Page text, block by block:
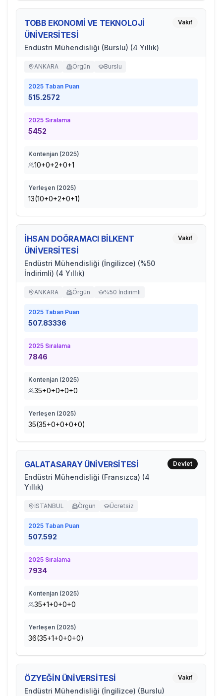
TOBB EKONOMİ VE TEKNOLOJİ
ÜNİVERSİTESİ
Endüstri Mühendisliği (Burslu) (4 Yıllık)
Vakıf
ANKARA Örgün Burslu
2025 Taban Puan
515.2572
2025 Sıralama
5452
Kontenjan (2025)
10+0+2+0+1
Yerleşen (2025)
13(10+0+2+0+1)
İHSAN DOĞRAMACI BİLKENT
ÜNİVERSİTESİ
Endüstri Mühendisliği (İngilizce) (%50
İndirimli) (4 Yıllık)
Vakıf
ANKARA Örgün %50 İndirimli
2025 Taban Puan
507.83336
2025 Sıralama
7846
Kontenjan (2025)
35+0+0+0+0
Yerleşen (2025)
35(35+0+0+0+0)
GALATASARAY ÜNİVERSİTESİ
Endüstri Mühendisliği (Fransızca) (4
Yıllık)
Devlet
İSTANBUL Örgün Ücretsiz
2025 Taban Puan
507.592
2025 Sıralama
7934
Kontenjan (2025)
35+1+0+0+0
Yerleşen (2025)
36(35+1+0+0+0)
ÖZYEĞİN ÜNİVERSİTESİ
Endüstri Mühendisliği (İngilizce) (Burslu)
Vakıf